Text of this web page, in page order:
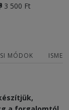
3 500 Ft
MÓDOK